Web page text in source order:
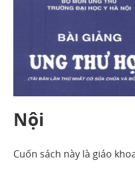
Nội
Cuốn sách này là giáo